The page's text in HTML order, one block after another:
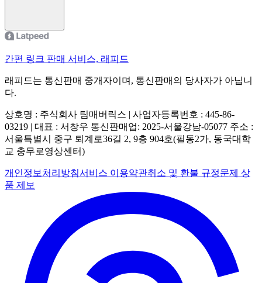
간편 링크 판매 서비스, 래피드
래피드는 통신판매 중개자이며, 통신판매의 당사자가 아닙니
다.
상호명 : 주식회사 팀매버릭스 | 사업자등록번호 : 445-86-
03219 | 대표 : 서창우 통신판매업: 2025-서울강남-05077 주소 :
서울특별시 중구 퇴계로36길 2, 9층 904호(필동2가, 동국대학
교 충무로영상센터)
개인정보처리방침서비스 이용약관취소 및 환불 규정문제 상
품 제보